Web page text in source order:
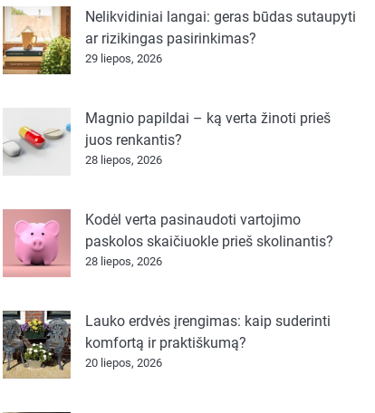
Nelikvidiniai langai: geras būdas sutaupyti
ar rizikingas pasirinkimas?
29 liepos, 2026
Magnio papildai – ką verta žinoti prieš
juos renkantis?
28 liepos, 2026
Kodėl verta pasinaudoti vartojimo
paskolos skaičiuokle prieš skolinantis?
28 liepos, 2026
Lauko erdvės įrengimas: kaip suderinti
komfortą ir praktiškumą?
20 liepos, 2026